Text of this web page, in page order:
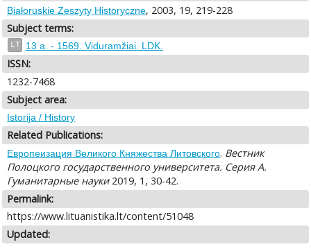
Białoruskie Zeszyty Historyczne, 2003, 19, 219-228
Subject terms:
LT 13 a. - 1569. Viduramžiai. LDK.
ISSN:
1232-7468
Subject area:
Istorija / History
Related Publications:
Европеизация Великого Княжества Литовского. Вестник
Полоцкого государственного университета. Серия А.
Гуманитарные науки2019, 1, 30-42.
Permalink:
https://www.lituanistika.lt/content/51048
Updated: